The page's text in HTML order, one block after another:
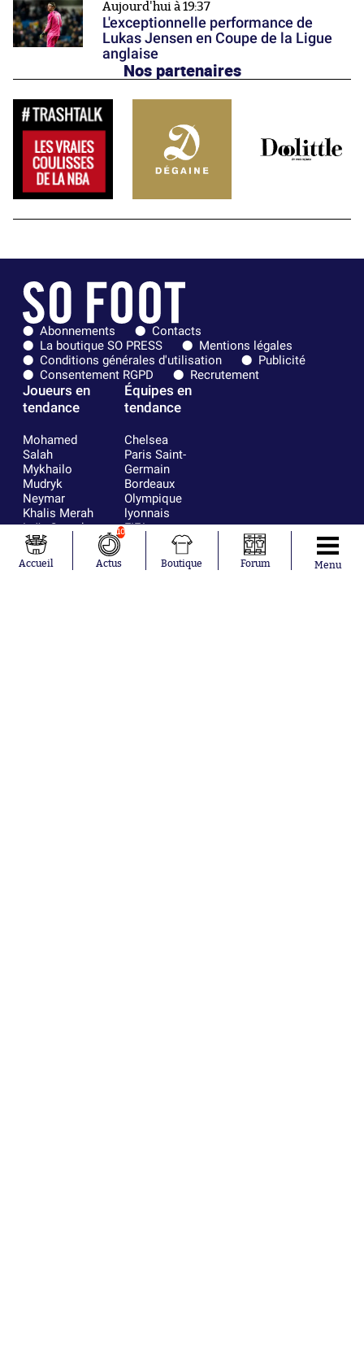
Aujourd'hui à 19:37
L'exceptionnelle performance de
Lukas Jensen en Coupe de la Ligue
anglaise
Nos partenaires
Abonnements
Contacts
La boutique SO PRESS
Mentions légales
Conditions générales d'utilisation
Publicité
Consentement RGPD
Recrutement
Joueurs en
tendance
Mohamed
Salah
Mykhailo
Mudryk
Neymar
Khalis Merah
Loïs Openda
Moussa
Niakhaté
Nicolás
Équipes en
tendance
Chelsea
Paris Saint-
Germain
Bordeaux
Olympique
lyonnais
FIFA
Real Madrid
RC Strasbourg
AC Milan
Accueil
10
Actus Boutique Forum Menu